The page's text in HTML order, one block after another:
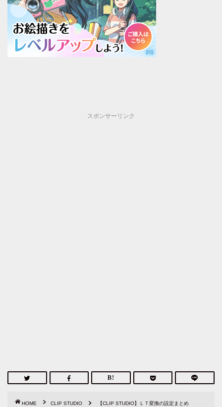
スポンサーリンク
HOME CLIP STUDIO 【CLIP STUDIO】ＬＴ変換の設定まとめ